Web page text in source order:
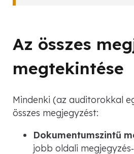
Az összes
megtekintése
Mindenki (az auditorokkal
összes megjegyzést:
Dokumentumszintű
jobb oldali